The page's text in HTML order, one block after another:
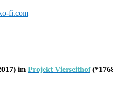
im Projekt Vierseithof